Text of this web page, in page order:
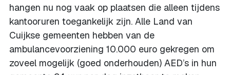
hangen nu nog vaak op plaatsen die alleen tijdens
kantooruren toegankelijk zijn. Alle Land van
Cuijkse gemeenten hebben van de
ambulancevoorziening 10.000 euro gekregen om
zoveel mogelijk (goed onderhouden) AED’s in hun